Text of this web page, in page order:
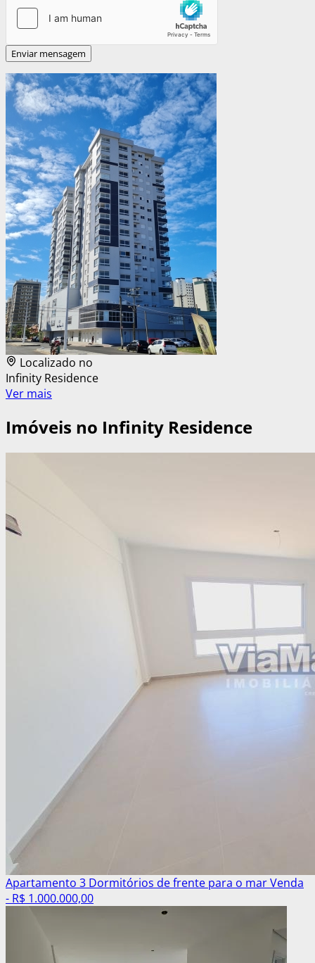
Enviar mensagem
Localizado no
Infinity Residence
Ver mais
Imóveis no Infinity Residence
Apartamento 3 Dormitórios de frente para o marVenda
- R$ 1.000.000,00